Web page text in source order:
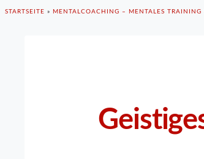
STARTSEITE » MENTALCOACHING – MENTALES TRAINING